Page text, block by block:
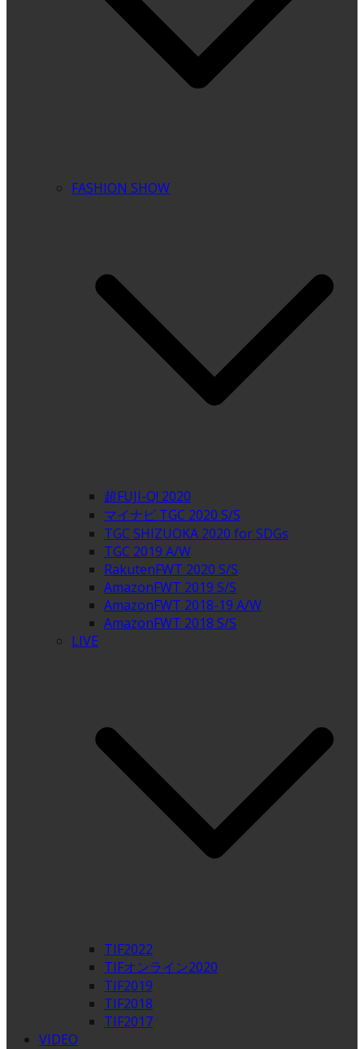
FASHION SHOW
超FUJI-Q! 2020
マイナビ TGC 2020 S/S
TGC SHIZUOKA 2020 for SDGs
TGC 2019 A/W
RakutenFWT 2020 S/S
AmazonFWT 2019 S/S
AmazonFWT 2018-19 A/W
AmazonFWT 2018 S/S
LIVE
TIF2022
TIFオンライン2020
TIF2019
TIF2018
TIF2017
VIDEO